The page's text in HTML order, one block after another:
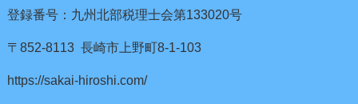
登録番号：九州北部税理士会第133020号
〒852-8113 長崎市上野町8-1-103
https://sakai-hiroshi.com/